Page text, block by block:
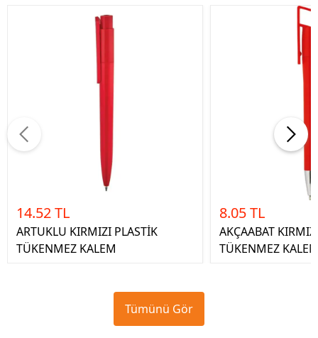
14.52 TL
ARTUKLU KIRMIZI PLASTİK
TÜKENMEZ KALEM
8.05 TL
AKÇAABAT
TÜKENMEZ
Tümünü Gör